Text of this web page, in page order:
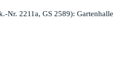
Nr. 2211a, GS 2589): Gartenhalle